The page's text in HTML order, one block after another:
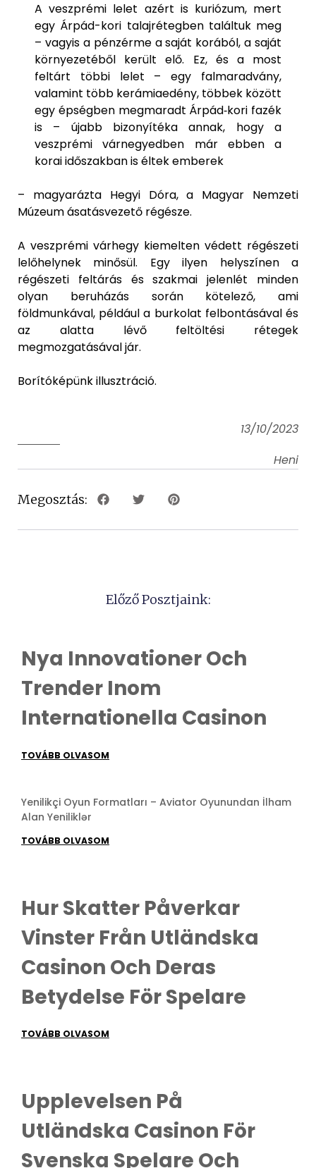
A veszprémi lelet azért is kuriózum, mert
egy Árpád-kori talajrétegben találtuk meg
– vagyis a pénzérme a saját korából, a saját
környezetéből került elő. Ez, és a most
feltárt többi lelet – egy falmaradvány,
valamint több kerámiaedény, többek között
egy épségben megmaradt Árpád‑kori fazék
is – újabb bizonyítéka annak, hogy a
veszprémi várnegyedben már ebben a
korai időszakban is éltek emberek
– magyarázta Hegyi Dóra, a Magyar Nemzeti
Múzeum ásatásvezető régésze.
A veszprémi várhegy kiemelten védett régészeti
lelőhelynek minősül. Egy ilyen helyszínen a
régészeti feltárás és szakmai jelenlét minden
olyan beruházás során kötelező, ami
földmunkával, például a burkolat felbontásával és
az alatta lévő feltöltési rétegek
megmozgatásával jár.
Borítóképünk illusztráció.
13/10/2023
Heni
Megosztás:
Előző Posztjaink:
Nya Innovationer Och
Trender Inom
Internationella Casinon
TOVÁBB OLVASOM
Yenilikçi Oyun Formatları – Aviator Oyunundan İlham
Alan Yeniliklər
TOVÁBB OLVASOM
Hur Skatter Påverkar
Vinster Från Utländska
Casinon Och Deras
Betydelse För Spelare
TOVÁBB OLVASOM
Upplevelsen På
Utländska Casinon För
Svenska Spelare Och